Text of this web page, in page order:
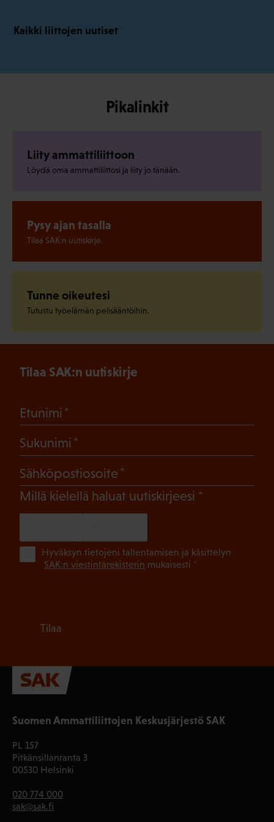
Kaikki liittojen uutiset
Pikalinkit
Liity ammattiliittoon
Löydä oma ammattiliittosi ja liity jo tänään.
Pysy ajan tasalla
Tilaa SAK:n uutiskirje.
Tunne oikeutesi
Tutustu työelämän pelisääntöihin.
Suomen Ammattiliittojen Keskusjärjestö SAK
PL 157
Pitkänsillanranta 3
00530 Helsinki
020 774 000
sak@sak.fi
Tilaa SAK:n uutiskirje
Etunimi
Sukunimi
Sähköpostiosoite
Millä kielellä haluat uutiskirjeesi (Pakollinen)
Hyväksyn tietojeni tallentamisen ja käsittelyn
SAK:n viestintärekisterin mukaisesti *
Tilaa